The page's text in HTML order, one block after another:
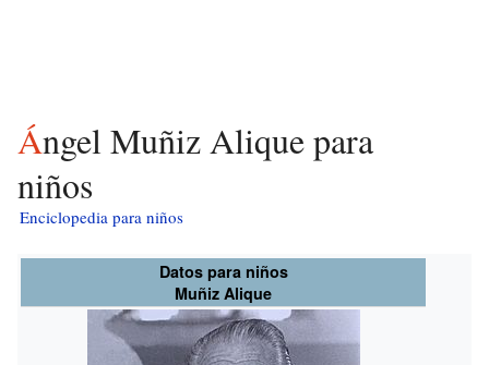
Ángel Muñiz Alique para
niños
Enciclopedia para niños
Datos para niños
Muñiz Alique